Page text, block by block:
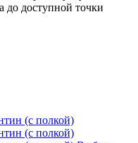
до доступной точки